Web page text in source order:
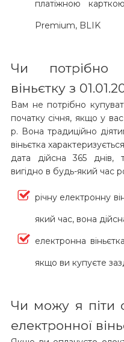
платіжною
Premium, BLIK
Чи потрібно
віньєтку з
Вам не потрібно
початку січня, якщо у
р. Вона традиційно
віньєтка
дата дійсна 365 днів,
вигідно в будь-який час
річну електронну
який час, вона
електронна
якщо ви купуєте
Чи можу я піти
електронної